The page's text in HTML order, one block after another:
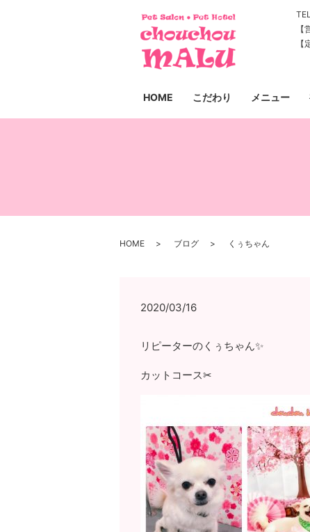
HOME こだわり メニュー
HOME ブログ くぅちゃん
2020/03/16
リピーターのくぅちゃん✨
カットコース✂